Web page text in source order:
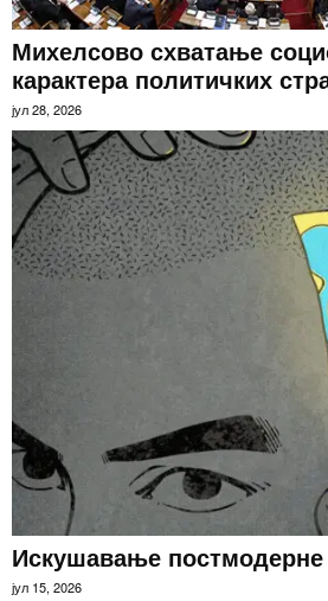
Михелсово схватање
карактера политичких
јул 28, 2026
Искушавање постмодерне
јул 15, 2026